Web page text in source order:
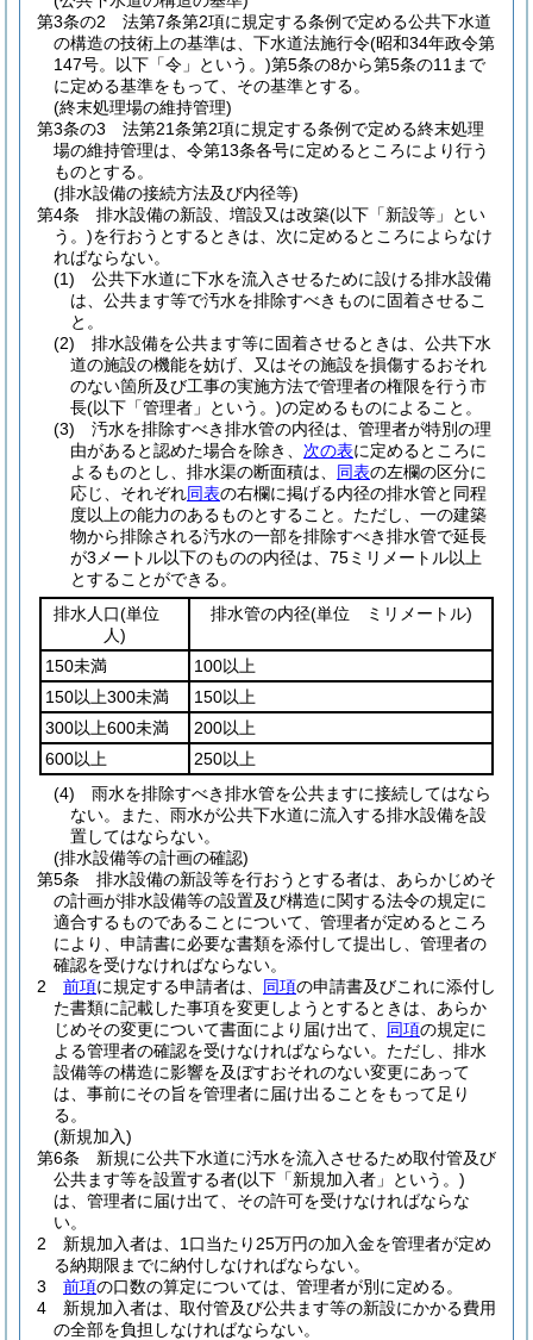
第3条の2
法第7条第2項に規定する条例で定める公共下水道
の構造の技術上の基準は、下水道法施行令(昭和34年政令第
147号。以下「令」という。)第5条の8から第5条の11まで
に定める基準をもって、その基準とする。
(終末処理場の維持管理)
第3条の3
法第21条第2項に規定する条例で定める終末処理
場の維持管理は、令第13条各号に定めるところにより行う
ものとする。
(排水設備の接続方法及び内径等)
第4条
排水設備の新設、増設又は改築(以下「新設等」とい
う。)を行おうとするときは、次に定めるところによらなけ
ればならない。
(1)
公共下水道に下水を流入させるために設ける排水設備
は、公共ます等で汚水を排除すべきものに固着させるこ
と。
(2)
排水設備を公共ます等に固着させるときは、公共下水
道の施設の機能を妨げ、又はその施設を損傷するおそれ
のない箇所及び工事の実施方法で管理者の権限を行う市
長(以下「管理者」という。)の定めるものによること。
(3)
汚水を排除すべき排水管の内径は、管理者が特別の理
由があると認めた場合を除き、 次の表に定めるところに
よるものとし、排水渠の断面積は、 同表の左欄の区分に
応じ、それぞれ同表の右欄に掲げる内径の排水管と同程
度以上の能力のあるものとすること。 ただし、一の建築
物から排除される汚水の一部を排除すべき排水管で延長
が3メートル以下のものの内径は、75ミリメートル以上
とすることができる。
排水人口(単位
人)
排水管の内径(単位 ミリメートル)
150未満
100以上
150以上300未満
150以上
300以上600未満
200以上
600以上
250以上
(4)
雨水を排除すべき排水管を公共ますに接続してはなら
ない。
また、雨水が公共下水道に流入する排水設備を設
置してはならない。
(排水設備等の計画の確認)
第5条
排水設備の新設等を行おうとする者は、あらかじめそ
の計画が排水設備等の設置及び構造に関する法令の規定に
適合するものであることについて、管理者が定めるところ
により、申請書に必要な書類を添付して提出し、管理者の
確認を受けなければならない。
2
前項に規定する申請者は、 同項の申請書及びこれに添付し
た書類に記載した事項を変更しようとするときは、あらか
じめその変更について書面により届け出て、 同項の規定に
よる管理者の確認を受けなければならない。 ただし、排水
設備等の構造に影響を及ぼすおそれのない変更にあって
は、事前にその旨を管理者に届け出ることをもって足り
る。
(新規加入)
第6条
新規に公共下水道に汚水を流入させるため取付管及び
公共ます等を設置する者(以下「新規加入者」という。)
は、管理者に届け出て、その許可を受けなければならな
い。
2
新規加入者は、1口当たり25万円の加入金を管理者が定め
る納期限までに納付しなければならない。
3
前項の口数の算定については、管理者が別に定める。
4
新規加入者は、取付管及び公共ます等の新設にかかる費用
の全部を負担しなければならない。